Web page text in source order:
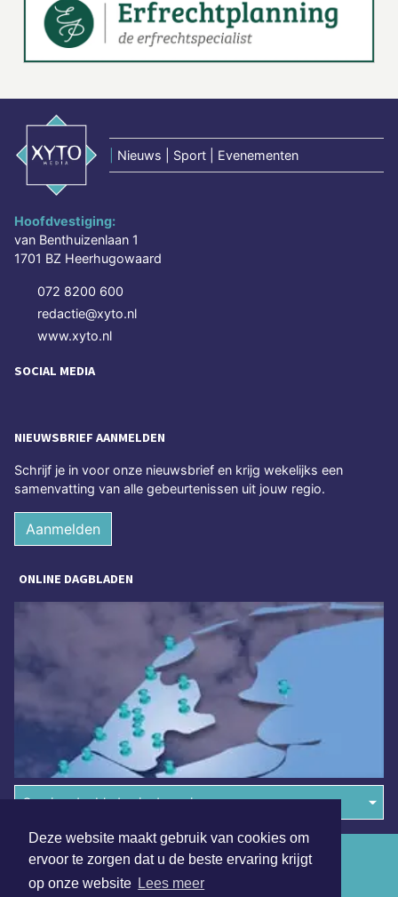
Deze website maakt gebruik van cookies om
ervoor te zorgen dat u de beste ervaring krijgt
op onze website Lees meer
Nieuws | Sport | Evenementen
Hoofdvestiging:
van Benthuizenlaan 1
1701 BZ Heerhugowaard
072 8200 600
redactie@xyto.nl
www.xyto.nl
SOCIAL MEDIA
NIEUWSBRIEF AANMELDEN
Schrijf je in voor onze nieuwsbrief en krijg wekelijks een
samenvatting van alle gebeurtenissen uit jouw regio.
Aanmelden
ONLINE DAGBLADEN
Overige dagbladen in de regio
Algemene voorwaarden
Disclaimer